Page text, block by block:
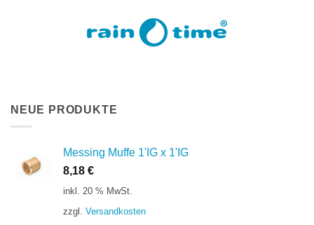
NEUE PRODUKTE
Messing Muffe 1'IG x 1'IG
8,18 €
inkl. 20 % MwSt.
zzgl. Versandkosten